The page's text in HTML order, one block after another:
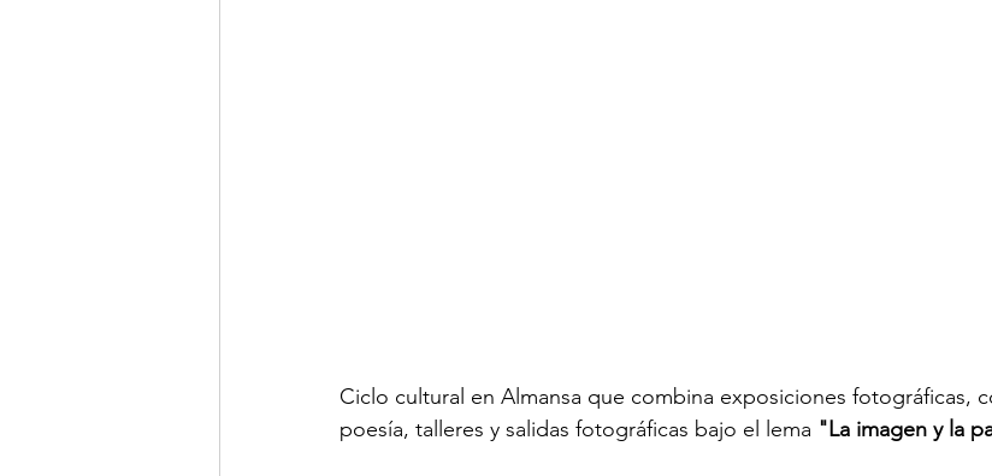
Ciclo cultural en Almansa que combina exposiciones fotográficas,
poesía, talleres y salidas fotográficas bajo el lema "La imagen y la